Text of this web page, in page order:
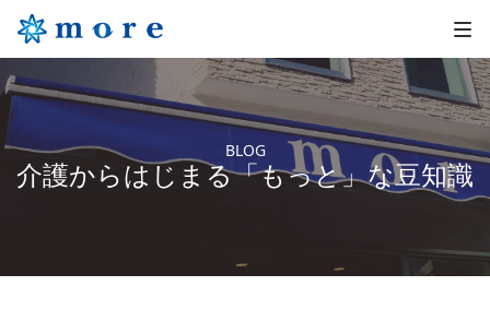
BLOG
介護からはじまる「もっと」な豆知識